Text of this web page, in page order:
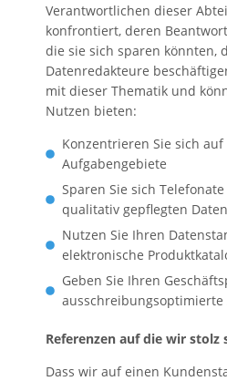
Verantwortlichen dieser
konfrontiert, deren
die sie sich sparen könnten,
Datenredakteure
mit dieser Thematik und
Nutzen bieten:
Konzentrieren Sie sich
Aufgabengebiete
Sparen Sie sich
qualitativ gepflegten
Nutzen Sie Ihren
elektronische
Geben Sie Ihren
ausschreibungsoptimierte
Referenzen auf die wir stolz
Dass wir auf einen